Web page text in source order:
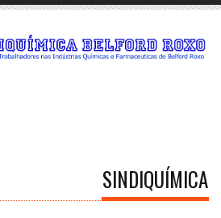
SINDIQUÍMICA